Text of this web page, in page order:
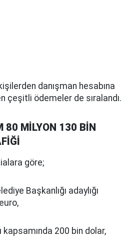
danışman hesabına
çeşitli ödemeler de sıralandı.
80 MİLYON 130 BİN
göre;
Başkanlığı adaylığı
kapsamında 200 bin dolar,